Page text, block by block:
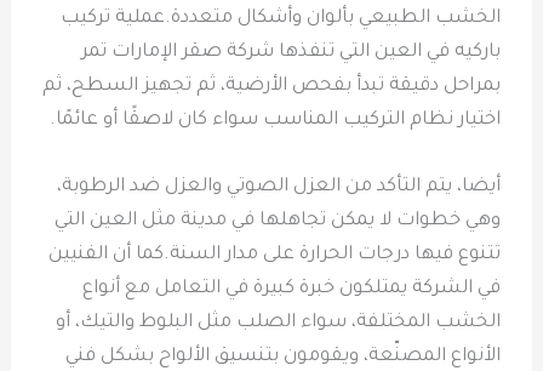
الخشب الطبيعي بألوان وأشكال متعددة.عملية تركيب
باركيه في العين التي تنفذها شركة صقر الإمارات تمر
بمراحل دقيقة تبدأ بفحص الأرضية، ثم تجهيز السطح، ثم
اختيار نظام التركيب المناسب سواء كان لاصقًا أو عائمًا.
أيضا، يتم التأكد من العزل الصوتي والعزل ضد الرطوبة،
وهي خطوات لا يمكن تجاهلها في مدينة مثل العين التي
تتنوع فيها درجات الحرارة على مدار السنة.كما أن الفنيين
في الشركة يمتلكون خبرة كبيرة في التعامل مع أنواع
الخشب المختلفة، سواء الصلب مثل البلوط والتيك، أو
الأنواع المصنّعة، ويقومون بتنسيق الألواح بشكل فني